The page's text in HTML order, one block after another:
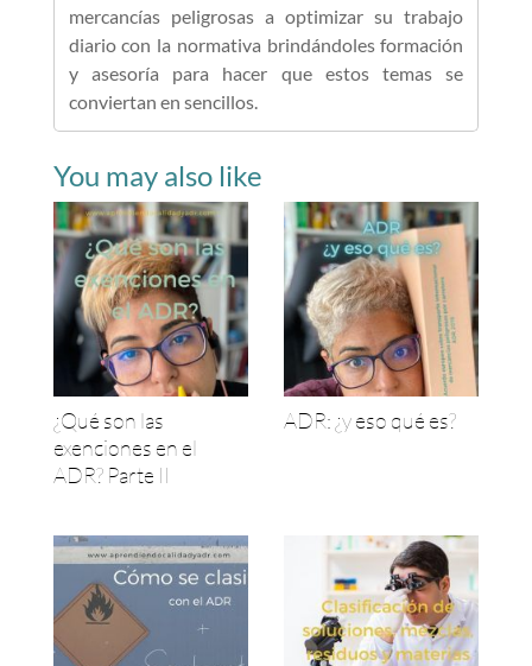
mercancías peligrosas a optimizar su trabajo
diario con la normativa brindándoles formación
y asesoría para hacer que estos temas se
conviertan en sencillos.
You may also like
¿Qué son las
exenciones en el
ADR? Parte II
ADR: ¿y eso qué es?